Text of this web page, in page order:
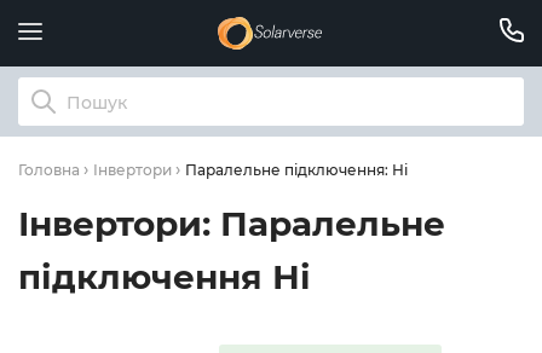
Головна Інвертори Паралельне підключення: Ні
Інвертори: Паралельне
підключення Ні